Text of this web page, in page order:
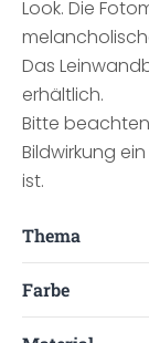
Look. Die
Das
erhältlich.
Bitte
Bildwirkung
ist.
Thema
Farbe